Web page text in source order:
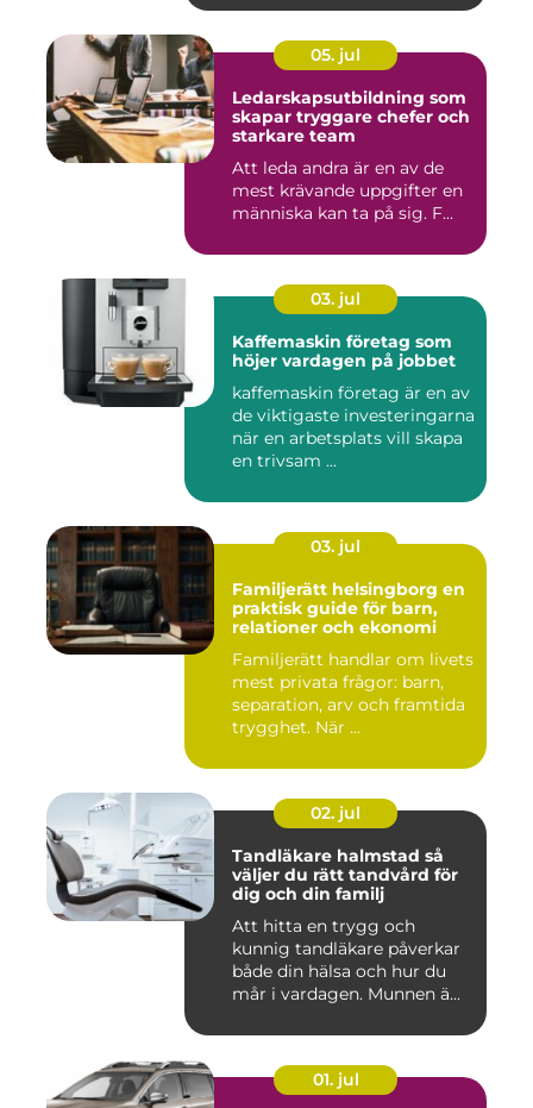
05. jul
Ledarskapsutbildning som
skapar tryggare chefer och
starkare team
Att leda andra är en av de
mest krävande uppgifter en
människa kan ta på sig. F...
03. jul
Kaffemaskin företag som
höjer vardagen på jobbet
kaffemaskin företag är en av
de viktigaste investeringarna
när en arbetsplats vill skapa
en trivsam ...
03. jul
Familjerätt helsingborg en
praktisk guide för barn,
relationer och ekonomi
Familjerätt handlar om livets
mest privata frågor: barn,
separation, arv och framtida
trygghet. När ...
02. jul
Tandläkare halmstad så
väljer du rätt tandvård för
dig och din familj
Att hitta en trygg och
kunnig tandläkare påverkar
både din hälsa och hur du
mår i vardagen. Munnen ä...
01. jul